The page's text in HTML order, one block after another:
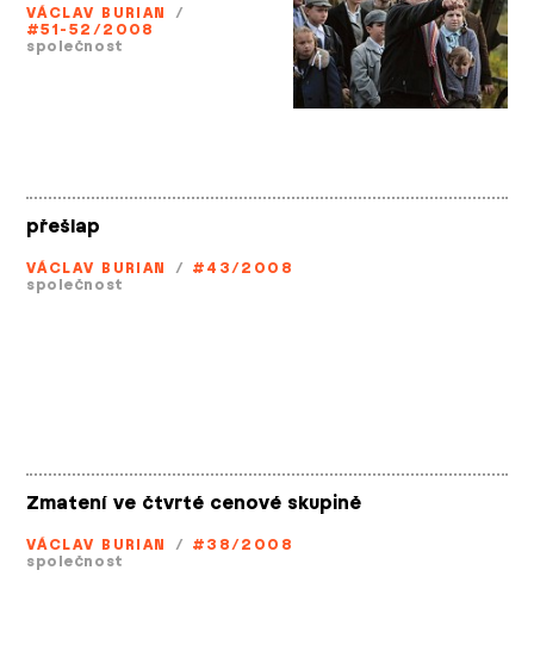
VÁCLAV BURIAN
/
#51-52/2008
společnost
přešlap
VÁCLAV BURIAN / #43/2008
společnost
Zmatení ve čtvrté cenové skupině
VÁCLAV BURIAN / #38/2008
společnost